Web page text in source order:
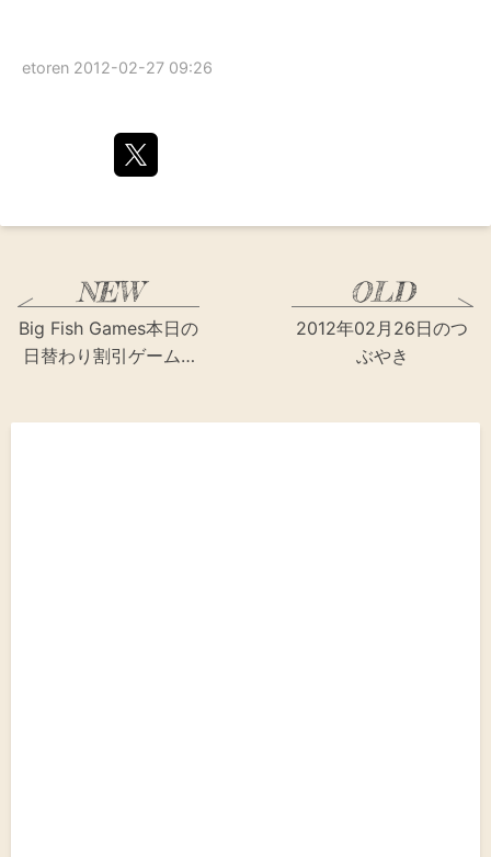
etoren 2012-02-27 09:26
Big Fish Games本日の
日替わり割引ゲーム…
2012年02月26日のつ
ぶやき